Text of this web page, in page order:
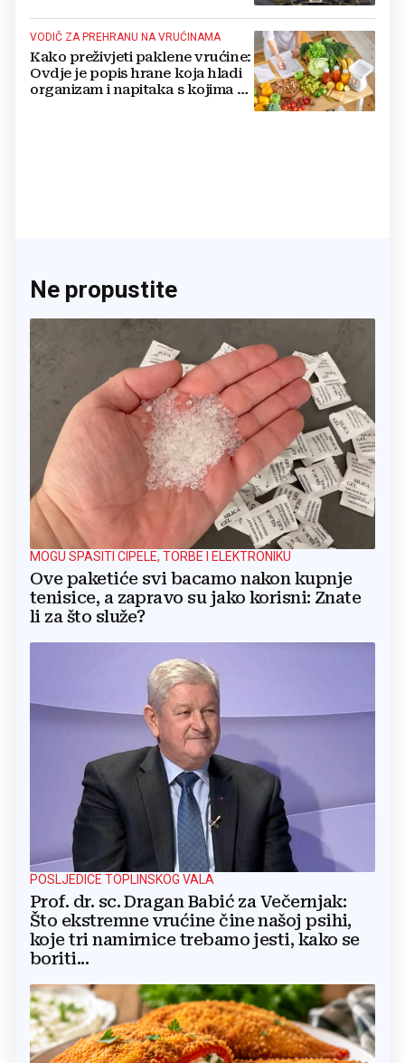
VODIČ ZA PREHRANU NA VRUĆINAMA
Kako preživjeti paklene vrućine:
Ovdje je popis hrane koja hladi
organizam i napitaka s kojima si
Ne propustite
MOGU SPASITI CIPELE, TORBE I ELEKTRONIKU
Ove paketiće svi bacamo nakon kupnje
tenisice, a zapravo su jako korisni: Znate
li za što služe?
POSLJEDICE TOPLINSKOG VALA
Prof. dr. sc. Dragan Babić za Večernjak:
Što ekstremne vrućine čine našoj psihi,
koje tri namirnice trebamo jesti, kako se
boriti...